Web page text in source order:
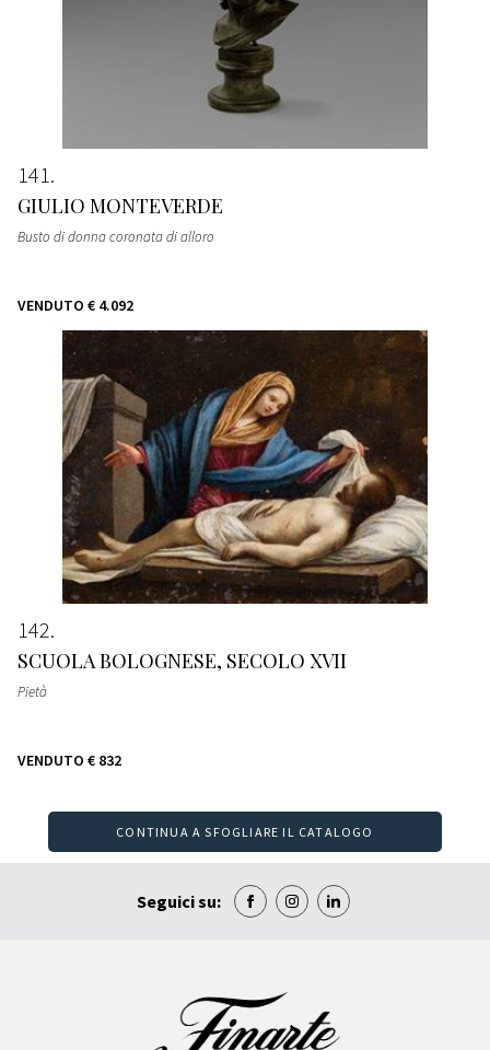
141
GIULIO MONTEVERDE
Busto di donna coronata di alloro
VENDUTO € 4.092
142
SCUOLA BOLOGNESE, SECOLO XVII
Pietà
VENDUTO € 832
CONTINUA A SFOGLIARE IL CATALOGO
Seguici su: